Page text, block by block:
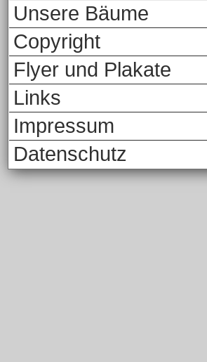
Unsere Bäume
Copyright
Flyer und Plakate
Links
Impressum
Datenschutz